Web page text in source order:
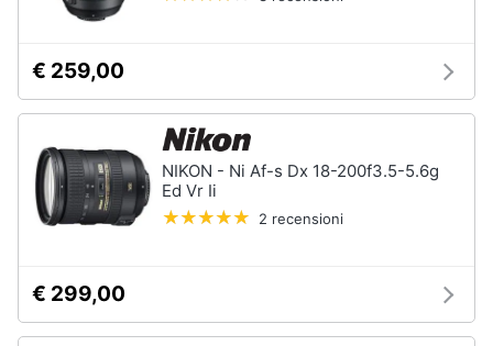
€ 259,00
NIKON - Ni Af-s Dx 18-200f3.5-5.6g
Ed Vr Ii
2 recensioni
€ 299,00